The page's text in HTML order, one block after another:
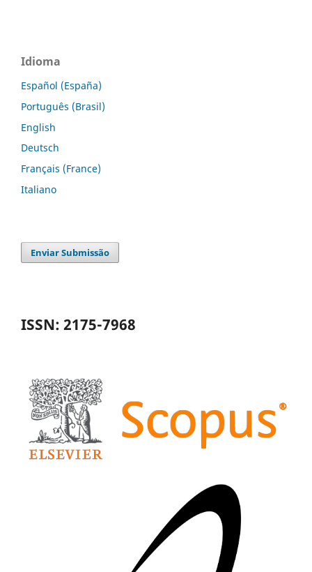
Idioma
Español (España)
Português (Brasil)
English
Deutsch
Français (France)
Italiano
Enviar Submissão
ISSN: 2175-7968